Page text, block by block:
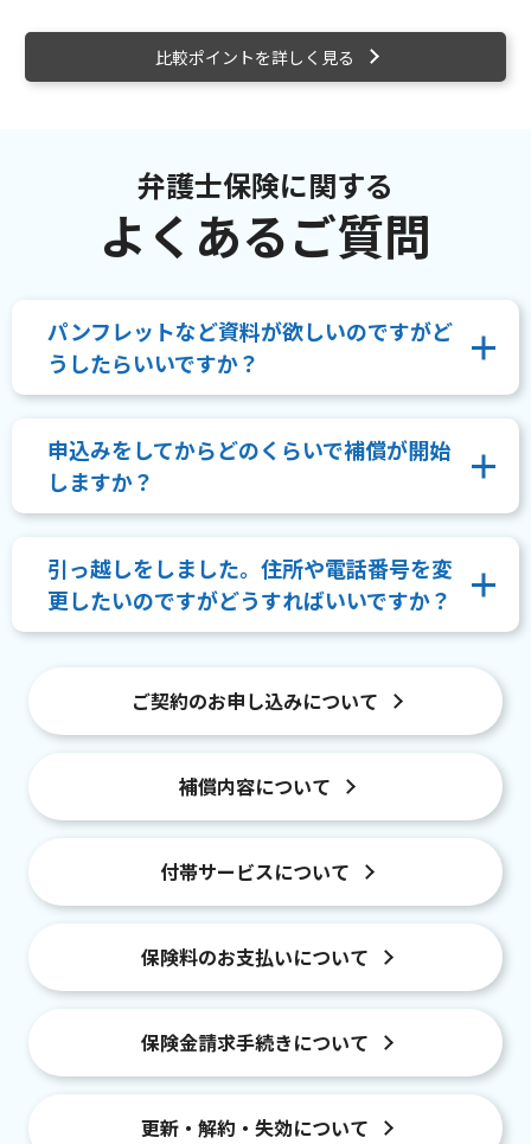
比較ポイントを詳しく見る
弁護士保険に関する
よくあるご質問
パンフレットなど資料が欲しいのですがど
うしたらいいですか？
申込みをしてからどのくらいで補償が開始
しますか？
引っ越しをしました。住所や電話番号を変
更したいのですがどうすればいいですか？
ご契約のお申し込みについて
補償内容について
付帯サービスについて
保険料のお支払いについて
保険金請求手続きについて
更新・解約・失効について